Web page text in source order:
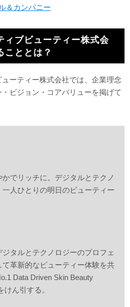
＆カンパニー
ィブビューティー株式会
こととは？
ーティー株式会社では、企業理念
ビジョン・コアバリューを掲げて
でリッチに。デジタルとテクノ
一人ひとりの明日のビューティー
タルとテクノロジーのプロフェ
て革新的なビューティー体験を共
Data Driven Skin Beauty
ん引する。